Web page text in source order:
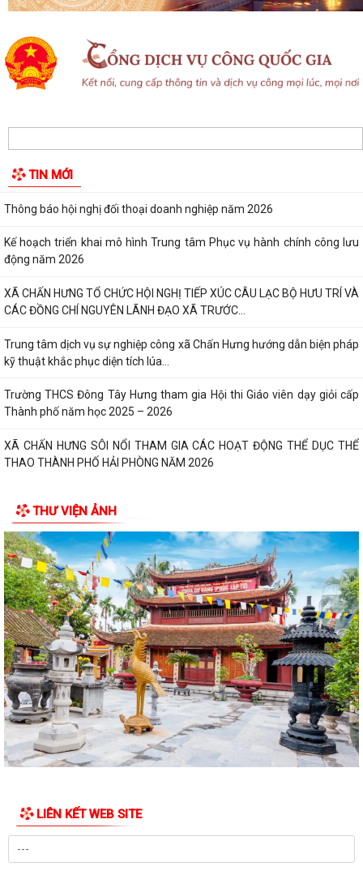
TIN MỚI
Hưng nhiệm kỳ 2025 - 2030
Quyết định về việc công nhận nhân viên y tế thôn và cộng tác viên dân
số trên địa bàn xã Chấn Hưng
Trung tâm Phục vụ hành chính công tổ chức tiếp nhận, hướng dẫn, giải
Thông báo Lịch làm việc Trung tâm Phục vụ hành chính công lưu động
Thông báo hội nghị đối thoại doanh nghiệp năm 2026
Kế hoạch triển khai mô hình Trung tâm Phục vụ hành chính công lưu
động năm 2026
XÃ CHẤN HƯNG TỔ CHỨC HỘI NGHỊ TIẾP XÚC CÂU LẠC BỘ HƯU TRÍ VÀ
CÁC ĐỒNG CHÍ NGUYÊN LÃNH ĐẠO XÃ TRƯỚC...
Trung tâm dịch vụ sự nghiệp công xã Chấn Hưng hướng dẫn biện pháp
kỹ thuật khắc phục diện tích lúa...
Trường THCS Đông Tây Hưng tham gia Hội thi Giáo viên dạy giỏi cấp
Thành phố năm học 2025 – 2026
XÃ CHẤN HƯNG SÔI NỔI THAM GIA CÁC HOẠT ĐỘNG THỂ DỤC THỂ
THAO THÀNH PHỐ HẢI PHÒNG NĂM 2026
VNEID
LỄ PHÁT ĐỘNG NGÀY CHẠY OLYMPIC – VÌ SỨC KHỎE TOÀN DÂN – VÌ
AN NINH TỔ QUỐC NĂM 2026
Cụm di tích Đình - Đền - Chùa Xuân Úc là một quần thể di tích lịch sử,
văn hóa, tín ngưỡng tiêu...
Công tác chuẩn bị Lễ hội Đình - Đền - Chùa Xuân Úc năm 2026 xã Chấn
Hưng
Công tác chuẩn bị tổ chức Lễ hội Đình - Đền - Chùa Xuân Úc năm 2026
TẬP HUẤN CÔNG TÁC ĐẢNG PHÍ TẠI XÃ CHẤN HƯNG
HỘI NGHỊ TỔNG KẾT PHONG TRÀO TOÀN DÂN BẢO VỆ AN NINH TỔ
Giấy mời Tiếp công dân định kỳ tuần 03 tháng 3 năm 2026
HỘI NGHỊ LẮNG NGHE Ý KIẾN NHÂN DÂN TẠI XÃ CHẤN HƯNG
THƯ VIỆN ẢNH
LIÊN KẾT WEB SITE